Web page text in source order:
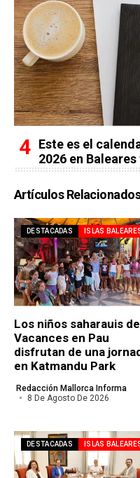
Este es el
2026 en
Artículos
DESTACADAS ISLAS
Los niños saharauis de
Vacances en Pau
disfrutan de una
en Katmandu Park
Redacción Mallorca Informa
8 De Agosto De 2026
DESTACADAS ISLAS